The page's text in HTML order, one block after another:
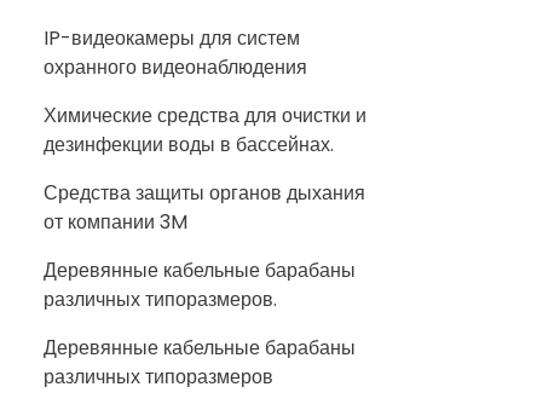
IP-видеокамеры для систем
охранного видеонаблюдения
Химические средства для очистки и
дезинфекции воды в бассейнах.
Средства защиты органов дыхания
от компании 3M
Деревянные кабельные барабаны
различных типоразмеров.
Деревянные кабельные барабаны
различных типоразмеров